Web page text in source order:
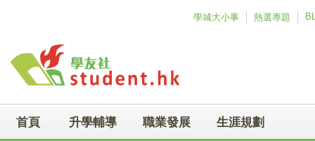
學城大小事 熱選專題
首頁 升學輔導 職業發展 生涯規劃